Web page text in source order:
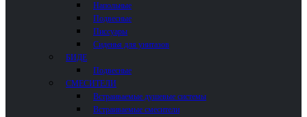
Напольные
Подвесные
Писсуары
Сиденья для унитазов
БИДЕ
Подвесные
СМЕСИТЕЛИ
Встраиваемые душевые системы
Встраиваемые смесители